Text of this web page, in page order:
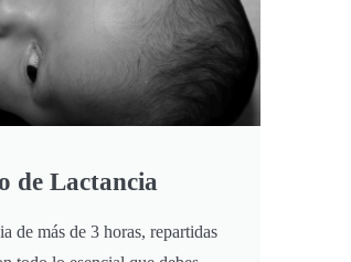
de Lactancia
de más de 3 horas, repartidas